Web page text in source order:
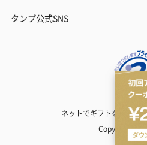
タンプ公式SNS
ネットでギフトを贈るな
Copyright©